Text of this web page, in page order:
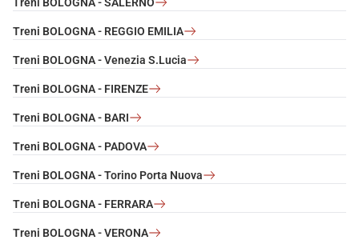
Treni BOLOGNA - REGGIO EMILIA
Treni BOLOGNA - Venezia S.Lucia
Treni BOLOGNA - FIRENZE
Treni BOLOGNA - BARI
Treni BOLOGNA - PADOVA
Treni BOLOGNA - Torino Porta Nuova
Treni BOLOGNA - FERRARA
Treni BOLOGNA - VERONA